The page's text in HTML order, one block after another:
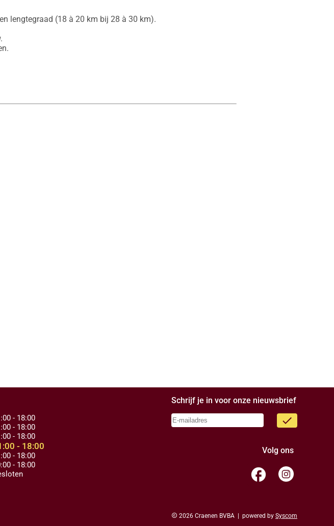
lengtegraad (18 à 20 km bij 28 à 30 km).
- 18:00
- 18:00
- 18:00
- 18:00
- 18:00
- 18:00
Schrijf je in voor onze nieuwsbrief
done
Volg ons
facebook
copyright 2026 Craenen BVBA | powered by Syscom